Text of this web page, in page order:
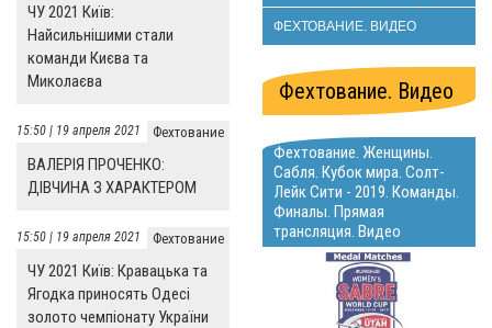
ЧУ 2021 Київ:
Найсильнішими стали
команди Києва та
Миколаєва
Фехтование
15:50 | 19 апреля 2021
ВАЛЕРІЯ ПРОЧЕНКО:
ДІВЧИНА З ХАРАКТЕРОМ
Фехтование
15:50 | 19 апреля 2021
ЧУ 2021 Київ: Кравацька та
Ягодка приносять Одесі
золото чемпіонату України
ФЕХТОВАНИЕ. ВИДЕО
Фехтование. Видео
Фехтование. Женщины.
Сабля. Кубок мира. Солт-
Лейк Сити - 2019. Команды.
Финалы. Прямая
трансляция. Видео